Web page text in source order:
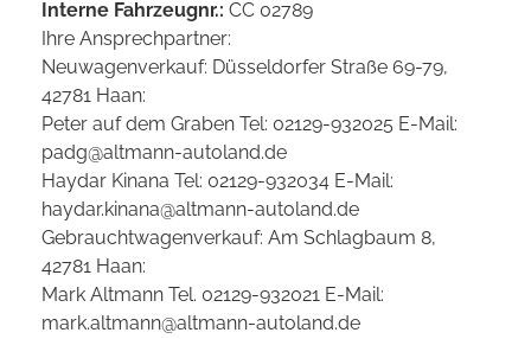
Interne Fahrzeugnr.: CC 02789
Ihre Ansprechpartner:
Neuwagenverkauf: Düsseldorfer Straße 69-79,
42781 Haan:
Peter auf dem Graben Tel: 02129-932025 E-Mail:
padg@altmann-autoland.de
Haydar Kinana Tel: 02129-932034 E-Mail:
haydar.kinana@altmann-autoland.de
Gebrauchtwagenverkauf: Am Schlagbaum 8,
42781 Haan:
Mark Altmann Tel. 02129-932021 E-Mail:
mark.altmann@altmann-autoland.de